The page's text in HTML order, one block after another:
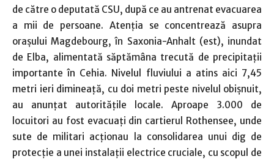
de către o deputată CSU, după ce au antrenat evacuarea
a mii de persoane. Atenţia se concentrează asupra
oraşului Magdebourg, în Saxonia-Anhalt (est), inundat
de Elba, alimentată săptămâna trecută de precipitaţii
importante în Cehia. Nivelul fluviului a atins aici 7,45
metri ieri dimineaţă, cu doi metri peste nivelul obişnuit,
au anunţat autorităţile locale. Aproape 3.000 de
locuitori au fost evacuaţi din cartierul Rothensee, unde
sute de militari acţionau la consolidarea unui dig de
protecţie a unei instalaţii electrice cruciale, cu scopul de